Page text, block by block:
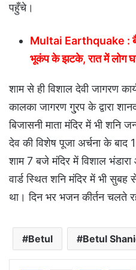
पहुँचे।
Multai Earthquake :
भूकंप के झटके, रात में लोग
शाम से ही विशाल देवी जागरण
कालका जागरण गु्रप के द्वारा
बिजासनी माता मंदिर में भी शनि
देव की विशेष पूजा अर्चना के बाद
शाम 7 बजे मंदिर में विशाल
वार्ड स्थित शनि मंदिर में भी सुबह
था। दिन भर भजन कीर्तन चलते
Betul Betul